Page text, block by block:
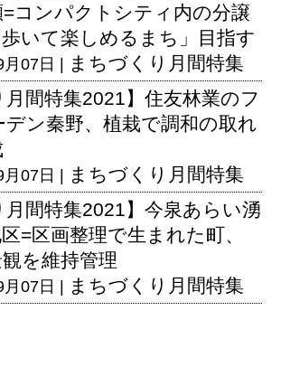
コンパクトシティ内の分譲
いて楽しめるまち」目指す
07日 | まちづくり月間特集
月間特集2021】住友林業のフ
デン秦野、植栽で調和の取れ
07日 | まちづくり月間特集
月間特集2021】今泉あらい湧
=区画整理で生まれた町、
を維持管理
07日 | まちづくり月間特集